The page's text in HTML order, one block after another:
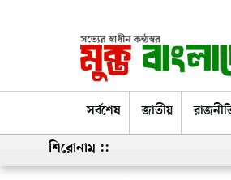
সর্বশেষ
সর্বশেষ জাতীয়
শিরোনাম ::